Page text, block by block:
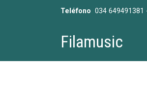
Teléfono 034
Filamusic